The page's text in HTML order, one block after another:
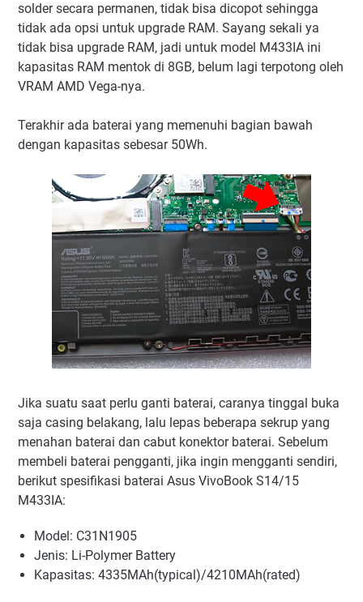
solder secara permanen, tidak bisa dicopot sehingga
tidak ada opsi untuk upgrade RAM. Sayang sekali ya
tidak bisa upgrade RAM, jadi untuk model M433IA ini
kapasitas RAM mentok di 8GB, belum lagi terpotong oleh
VRAM AMD Vega-nya.
Terakhir ada baterai yang memenuhi bagian bawah
dengan kapasitas sebesar 50Wh.
Jika suatu saat perlu ganti baterai, caranya tinggal buka
saja casing belakang, lalu lepas beberapa sekrup yang
menahan baterai dan cabut konektor baterai. Sebelum
membeli baterai pengganti, jika ingin mengganti sendiri,
berikut spesifikasi baterai Asus VivoBook S14/15
M433IA:
Model: C31N1905
Jenis: Li-Polymer Battery
Kapasitas: 4335MAh(typical)/4210MAh(rated)